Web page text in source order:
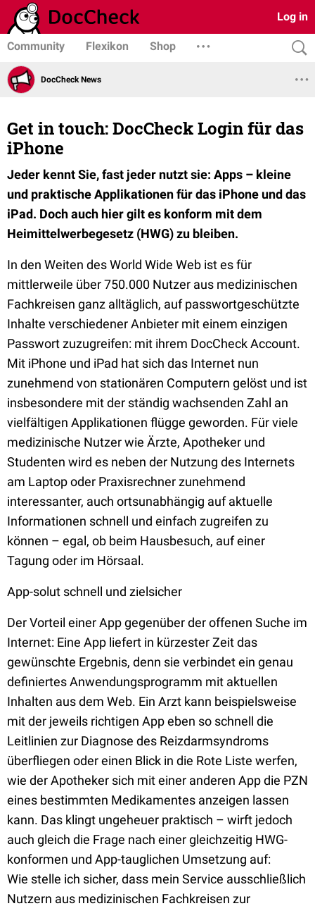
Log in
Community Flexikon Shop
DocCheck News
Get in touch: DocCheck Login für das
iPhone
Jeder kennt Sie, fast jeder nutzt sie: Apps – kleine
und praktische Applikationen für das iPhone und das
iPad. Doch auch hier gilt es konform mit dem
Heimittelwerbegesetz (HWG) zu bleiben.
In den Weiten des World Wide Web ist es für
mittlerweile über 750.000 Nutzer aus medizinischen
Fachkreisen ganz alltäglich, auf passwortgeschützte
Inhalte verschiedener Anbieter mit einem einzigen
Passwort zuzugreifen: mit ihrem DocCheck Account.
Mit iPhone und iPad hat sich das Internet nun
zunehmend von stationären Computern gelöst und ist
insbesondere mit der ständig wachsenden Zahl an
vielfältigen Applikationen flügge geworden. Für viele
medizinische Nutzer wie Ärzte, Apotheker und
Studenten wird es neben der Nutzung des Internets
am Laptop oder Praxisrechner zunehmend
interessanter, auch ortsunabhängig auf aktuelle
Informationen schnell und einfach zugreifen zu
können – egal, ob beim Hausbesuch, auf einer
Tagung oder im Hörsaal.
App-solut schnell und zielsicher
Der Vorteil einer App gegenüber der offenen Suche im
Internet: Eine App liefert in kürzester Zeit das
gewünschte Ergebnis, denn sie verbindet ein genau
definiertes Anwendungsprogramm mit aktuellen
Inhalten aus dem Web. Ein Arzt kann beispielsweise
mit der jeweils richtigen App eben so schnell die
Leitlinien zur Diagnose des Reizdarmsyndroms
überfliegen oder einen Blick in die Rote Liste werfen,
wie der Apotheker sich mit einer anderen App die PZN
eines bestimmten Medikamentes anzeigen lassen
kann. Das klingt ungeheuer praktisch – wirft jedoch
auch gleich die Frage nach einer gleichzeitig HWG-
konformen und App-tauglichen Umsetzung auf:
Wie stelle ich sicher, dass mein Service ausschließlich
Nutzern aus medizinischen Fachkreisen zur